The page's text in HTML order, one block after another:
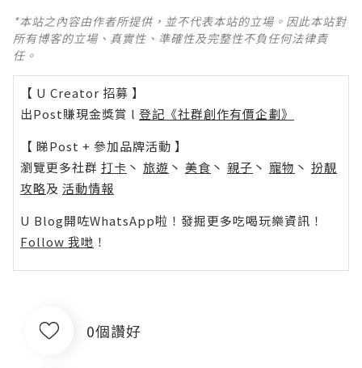
*本站之內容由作者所提供，並不代表本站的立場。因此本站對
所有博客的立場、真實性、準確性及完整性不負任何法律責
任。
【 U Creator 招募 】
出Post賺現金獎賞 l 登記《社群創作有價企劃》
【 睇Post + 參加品牌活動 】
瀏覽更多社群 打卡 丶 旅遊 丶 美食 丶 親子 丶 寵物 丶 扮靚
攻略及 活動情報
U Blog開咗WhatsApp啦！發掘更多吃喝玩樂資訊！
Follow 我哋 ！
0個讚好